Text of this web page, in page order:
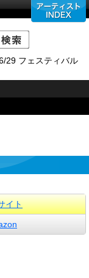
29 フェスティバル
イト